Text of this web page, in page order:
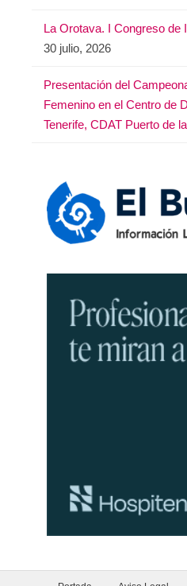
La Orotava. I Congreso de
30 julio, 2026
Presentación del
Femenino en el Centro de
Tenerife, CDAT Puerto de